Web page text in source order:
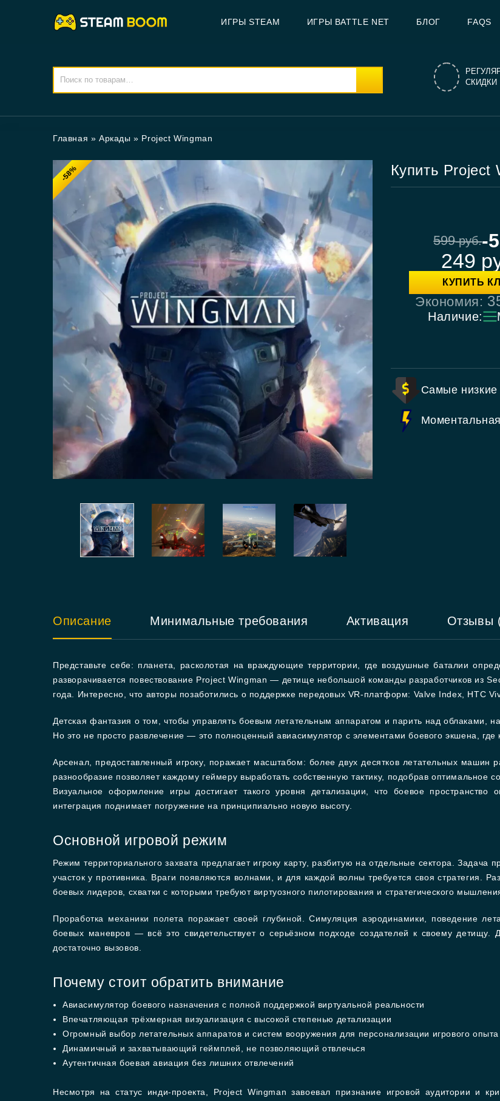
ИГРЫ STEAM ИГРЫ BATTLE NET БЛОГ FAQS
СКИДКИ
Главная »Аркады » Project Wingman
-58% Купить Project
599руб.-
249
КУПИТЬ
Экономия:
Наличие:
Самые
Описание Минимальные требования Активация Отзывы
Представьте себе: планета, расколотая на враждующие территории, где воздушные баталии
разворачивается повествование Project Wingman — детище небольшой команды разработчиков из
года. Интересно, что авторы позаботились о поддержке передовых VR-платформ: Valve Index, HTC
Детская фантазия о том, чтобы управлять боевым летательным аппаратом и парить над облаками,
Но это не просто развлечение — это полноценный авиасимулятор с элементами боевого экшена,
Арсенал, предоставленный игроку, поражает масштабом: более двух десятков летательных машин
разнообразие позволяет каждому геймеру выработать собственную тактику, подобрав оптимальное
Визуальное оформление игры достигает такого уровня детализации, что боевое
интеграция поднимает погружение на принципиально новую высоту.
Основной игровой режим
Режим территориального захвата предлагает игроку карту, разбитую на отдельные сектора. Задача
участок у противника. Враги появляются волнами, и для каждой волны требуется своя стратегия.
боевых лидеров, схватки с которыми требуют виртуозного пилотирования и стратегического
Проработка механики полета поражает своей глубиной. Симуляция аэродинамики, поведение
боевых маневров — всё это свидетельствует о серьёзном подходе создателей к своему детищу.
достаточно вызовов.
Почему стоит обратить внимание
Авиасимулятор боевого назначения с полной поддержкой виртуальной реальности
Впечатляющая трёхмерная визуализация с высокой степенью детализации
Огромный выбор летательных аппаратов и систем вооружения для персонализации игрового опыта
Динамичный и захватывающий геймплей, не позволяющий отвлечься
Аутентичная боевая авиация без лишних отвлечений
Несмотря на статус инди-проекта, Project Wingman завоевал признание игровой аудитории и